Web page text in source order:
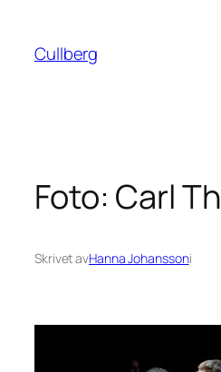
innehåll
Cullberg
Foto: Carl
Skrivet avHanna Johanssoni